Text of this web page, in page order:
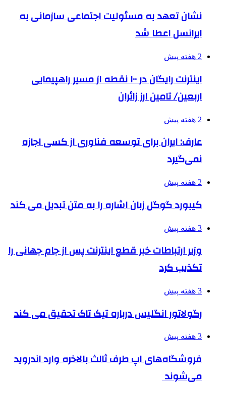
نشان تعهد به مسئولیت اجتماعی سازمانی به
ایرانسل اعطا شد
2 هفته پیش
اینترنت رایگان در ۱۰۰ نقطه از مسیر راهپیمایی
اربعین/ تامین ارز زائران
2 هفته پیش
عارف: ایران برای توسعه فناوری از کسی اجازه
نمی‌گیرد
2 هفته پیش
کیبورد گوگل زبان اشاره را به متن تبدیل می کند
3 هفته پیش
وزیر ارتباطات خبر قطع اینترنت پس از جام جهانی را
تکذیب کرد
3 هفته پیش
رگولاتور انگلیس درباره تیک تاک تحقیق می کند
3 هفته پیش
فروشگاه‌های اپ طرف ثالث بالاخره وارد اندروید
می‌شوند